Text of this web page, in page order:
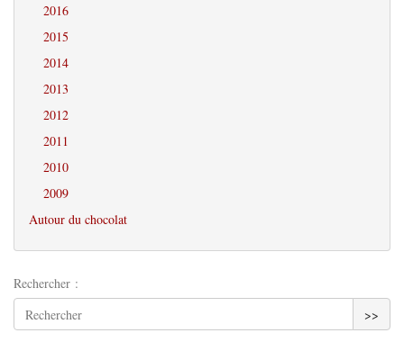
2016
2015
2014
2013
2012
2011
2010
2009
Autour du chocolat
Rechercher :
>>